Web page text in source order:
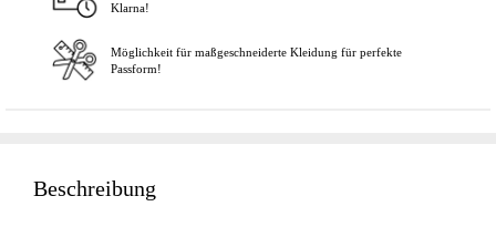
Klarna!
Möglichkeit für maßgeschneiderte Kleidung für perfekte
Passform!
Beschreibung